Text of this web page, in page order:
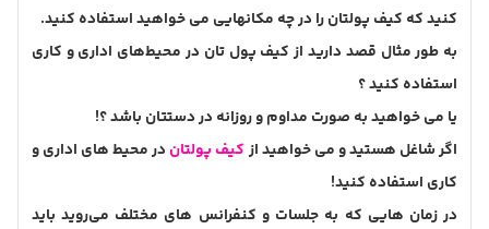
کنید که کیف پولتان را در چه مکانهایی می خواهید استفاده کنید.
به طور مثال قصد دارید از کیف پول تان در محیط‌های اداری و کاری
استفاده کنید ؟
یا می خواهید به صورت مداوم و روزانه در دستتان باشد ؟!
اگر شاغل هستید و می خواهید از کیف پولتان در محیط های اداری و
کاری استفاده کنید!
در زمان هایی که به جلسات و کنفرانس های مختلف می‌روید باید